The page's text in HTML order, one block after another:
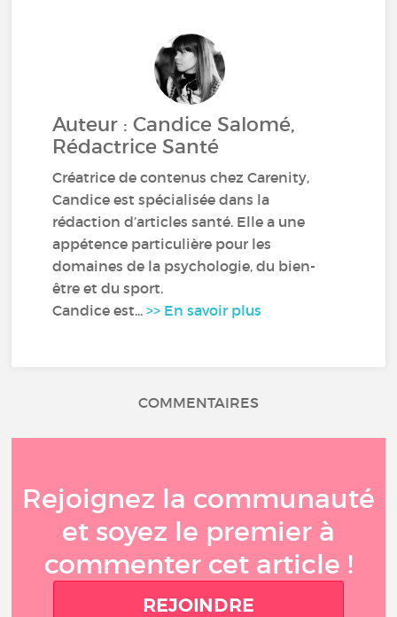
Auteur : Candice Salomé,
Rédactrice Santé
Créatrice de contenus chez Carenity,
Candice est spécialisée dans la
rédaction d’articles santé. Elle a une
appétence particulière pour les
domaines de la psychologie, du bien-
être et du sport.
Candice est...>> En savoir plus
COMMENTAIRES
Rejoignez la communauté
et soyez le premier à
commenter cet article !
REJOINDRE